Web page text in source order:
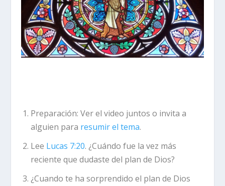
Preparación: Ver el video juntos o invita a
alguien para resumir el tema.
Lee Lucas 7:20. ¿Cuándo fue la vez más
reciente que dudaste del plan de Dios?
¿Cuando te ha sorprendido el plan de Dios